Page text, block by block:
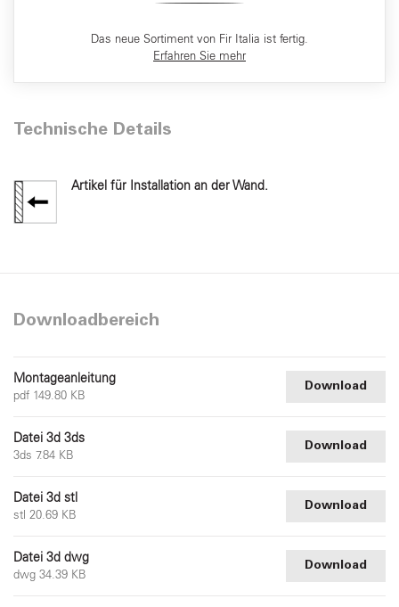
Das neue Sortiment von Fir Italia ist fertig.
Erfahren Sie mehr
Technische Details
Artikel für Installation an der Wand.
Downloadbereich
Montageanleitung
pdf 149.80 KB
Download
Datei 3d 3ds
3ds 7.84 KB
Download
Datei 3d stl
stl 20.69 KB
Download
Datei 3d dwg
dwg 34.39 KB
Download